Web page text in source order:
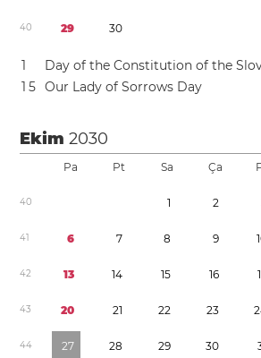
40 29 30
1
Day of the Constitution of the
1 5 Our Lady of Sorrows Day
Ekim2030
Pa Pt Sa Ça
40 1 2
41 6 7 8 9 1
42 13 14 15 16 1
43 20 21 22 23 2
44 27 28 29 30